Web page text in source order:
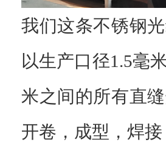
我们这条不锈钢
以生产口径1.5毫
米之间的所有直
开卷，成型，焊